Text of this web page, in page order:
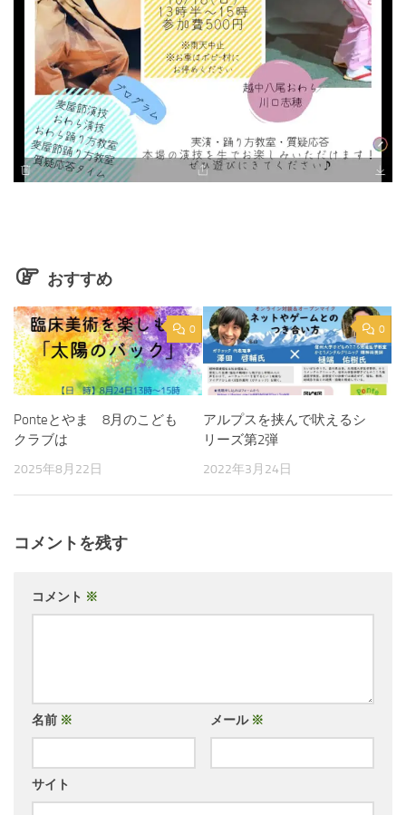
おすすめ
0
Ponteとやま 8月のこども
クラブは
2025年8月22日
0
アルプスを挟んで吠えるシ
リーズ第2弾
2022年3月24日
コメントを残す
コメント ※
名前 ※ メール ※
サイト